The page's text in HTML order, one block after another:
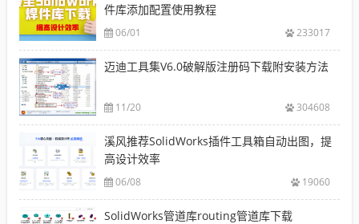
件库添加配置使用教程
06/01 233017
迈迪工具集V6.0破解版注册码下载附安装方法
11/20 304608
溪风推荐SolidWorks插件工具箱自动出图，提
高设计效率
06/08 19060
SolidWorks管道库routing管道库下载